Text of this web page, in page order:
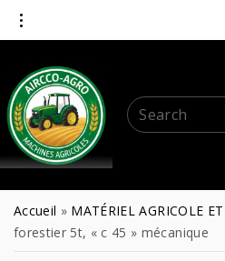
Accueil » MATÉRIEL AGRICOLE
forestier 5t, « c 45 » mécanique